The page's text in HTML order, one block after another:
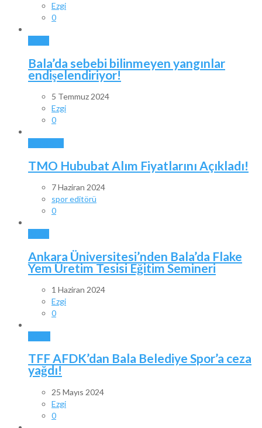
Ezgi
0
Bala’da sebebi bilinmeyen yangınlar
endişelendiriyor!
5 Temmuz 2024
Ezgi
0
TMO Hububat Alım Fiyatlarını Açıkladı!
7 Haziran 2024
spor editörü
0
Ankara Üniversitesi’nden Bala’da Flake
Yem Üretim Tesisi Eğitim Semineri
1 Haziran 2024
Ezgi
0
TFF AFDK’dan Bala Belediye Spor’a ceza
yağdı!
25 Mayıs 2024
Ezgi
0